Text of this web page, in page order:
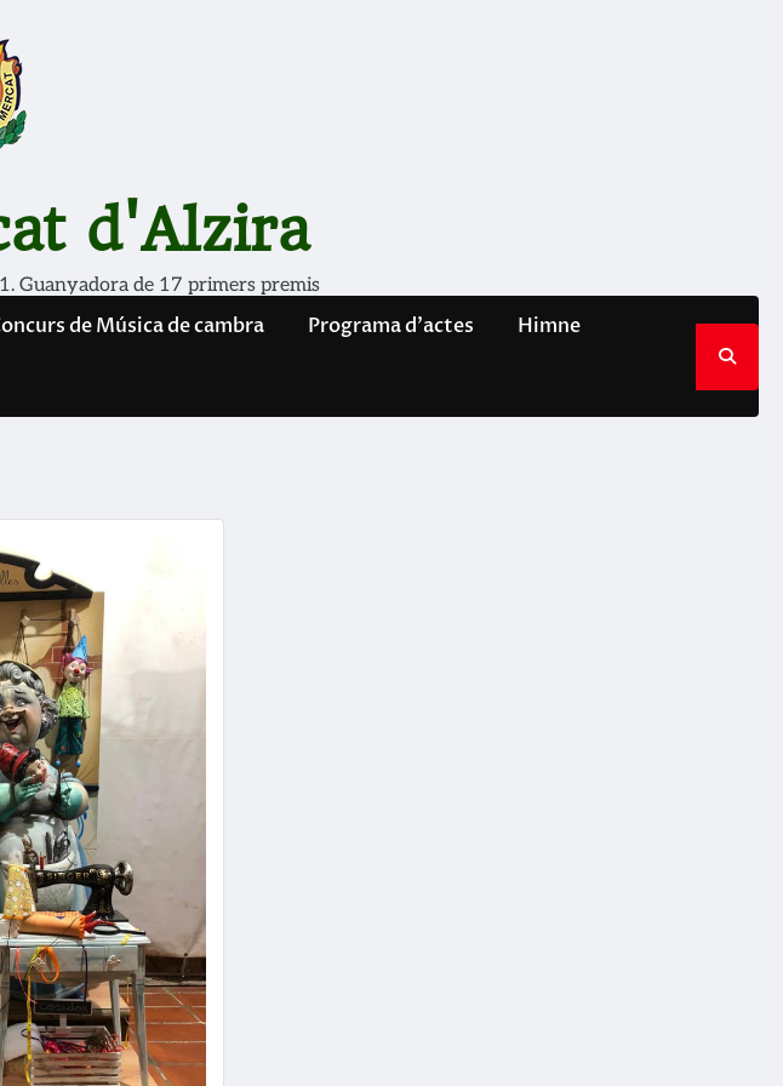
d'Alzira
Guanyadora de 17 primers premis
de Música de cambra Programa d’actes Himne